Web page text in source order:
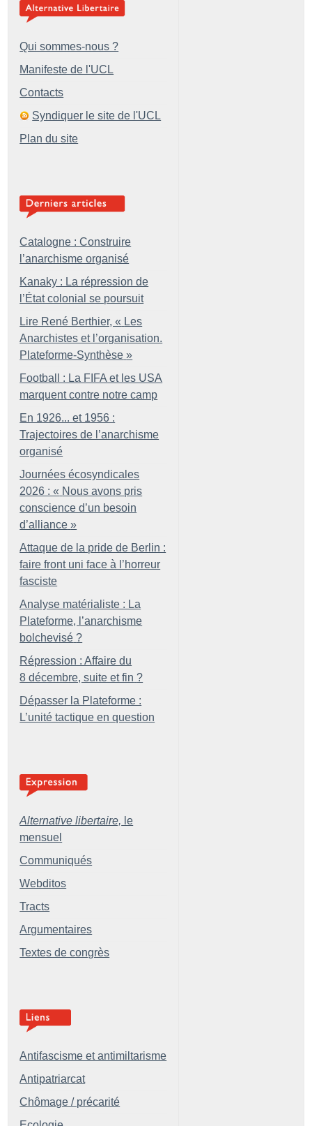
Qui sommes-nous ?
Manifeste de l'UCL
Contacts
Syndiquer le site de l'UCL
Plan du site
Catalogne : Construire
l’anarchisme organisé
Kanaky : La répression de
l’État colonial se poursuit
Lire René Berthier, « Les
Anarchistes et l’organisation.
Plateforme-Synthèse »
Football : La FIFA et les USA
marquent contre notre camp
En 1926... et 1956 :
Trajectoires de l’anarchisme
organisé
Journées écosyndicales
2026 : « Nous avons pris
conscience d’un besoin
d’alliance »
Attaque de la pride de Berlin :
faire front uni face à l’horreur
fasciste
Analyse matérialiste : La
Plateforme, l’anarchisme
bolchevisé ?
Répression : Affaire du
8 décembre, suite et fin ?
Dépasser la Plateforme :
L’unité tactique en question
Alternative libertaire, le
mensuel
Communiqués
Webditos
Tracts
Argumentaires
Textes de congrès
Antifascisme et antimiltarisme
Antipatriarcat
Chômage / précarité